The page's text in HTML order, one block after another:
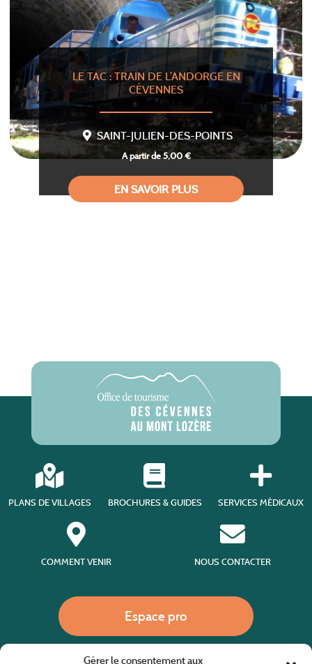
Gérer le consentement aux
LE TAC : TRAIN DE L’ANDORGE EN
CÉVENNES
SAINT-JULIEN-DES-POINTS
A partir de 5,00 €
EN SAVOIR PLUS
PLANS DE VILLAGES BROCHURES & GUIDES SERVICES MÉDICAUX
COMMENT VENIR NOUS CONTACTER
Espace pro